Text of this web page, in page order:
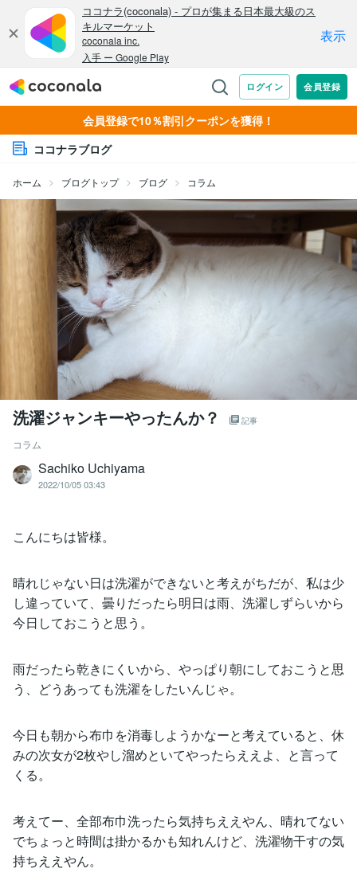
会員登録で10％割引クーポンを獲得！
ココナラブログ
ホーム ブログトップ ブログ コラム
洗濯ジャンキーやったんか？ 記事
コラム
Sachiko Uchiyama
2022/10/05 03:43
こんにちは皆様。
晴れじゃない日は洗濯ができないと考えがちだが、私は少
し違っていて、曇りだったら明日は雨、洗濯しずらいから
今日しておこうと思う。
雨だったら乾きにくいから、やっぱり朝にしておこうと思
う、どうあっても洗濯をしたいんじゃ。
今日も朝から布巾を消毒しようかなーと考えていると、休
みの次女が2枚やし溜めといてやったらええよ、と言って
くる。
考えてー、全部布巾洗ったら気持ちええやん、晴れてない
でちょっと時間は掛かるかも知れんけど、洗濯物干すの気
持ちええやん。